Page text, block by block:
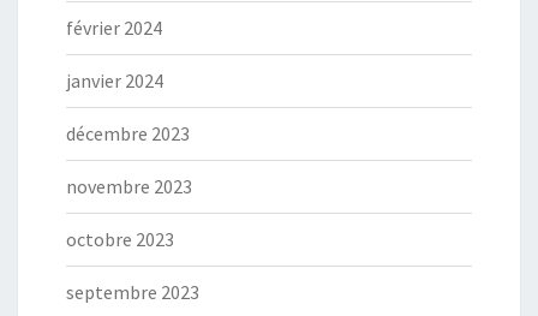
février 2024
janvier 2024
décembre 2023
novembre 2023
octobre 2023
septembre 2023